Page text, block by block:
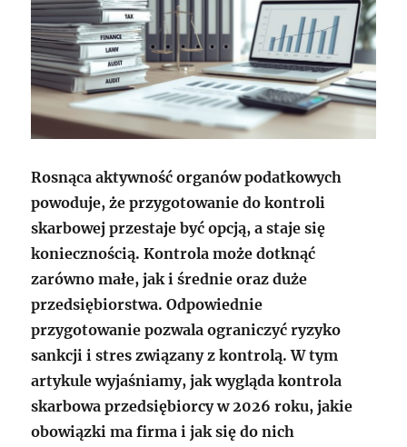
Rosnąca aktywność organów podatkowych
powoduje, że przygotowanie do kontroli
skarbowej przestaje być opcją, a staje się
koniecznością. Kontrola może dotknąć
zarówno małe, jak i średnie oraz duże
przedsiębiorstwa. Odpowiednie
przygotowanie pozwala ograniczyć ryzyko
sankcji i stres związany z kontrolą. W tym
artykule wyjaśniamy, jak wygląda kontrola
skarbowa przedsiębiorcy w 2026 roku, jakie
obowiązki ma firma i jak się do nich